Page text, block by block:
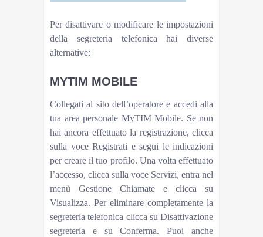
Per disattivare o modificare le impostazioni
della segreteria telefonica hai diverse
alternative:
MYTIM MOBILE
Collegati al sito dell’operatore e accedi alla
tua area personale MyTIM Mobile. Se non
hai ancora effettuato la registrazione, clicca
sulla voce Registrati e segui le indicazioni
per creare il tuo profilo. Una volta effettuato
l’accesso, clicca sulla voce Servizi, entra nel
menù Gestione Chiamate e clicca su
Visualizza. Per eliminare completamente la
segreteria telefonica clicca su Disattivazione
segreteria e su Conferma. Puoi anche